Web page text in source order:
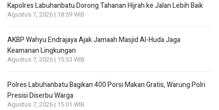
Kapolres Labuhanbatu Dorong Tahanan Hijrah ke Jalan Lebih Baik
Agustus 7, 2026 | 18:59 WIB
AKBP Wahyu Endrajaya Ajak Jamaah Masjid Al-Huda Jaga
Keamanan Lingkungan
Agustus 7, 2026 | 15:33 WIB
Polres Labuhanbatu Bagikan 400 Porsi Makan Gratis, Warung Polri
Presisi Diserbu Warga
Agustus 7, 2026 | 15:01 WIB